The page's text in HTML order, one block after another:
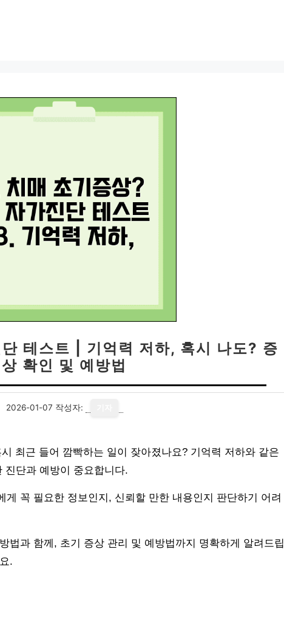
테스트 | 기억력 저하, 혹시 나도? 증
상 확인 및 예방법
2026-01-07 작성자:
최근 들어 깜빡하는 일이 잦아졌나요? 기억력 저하와 같은
진단과 예방이 중요합니다.
게 꼭 필요한 정보인지, 신뢰할 만한 내용인지 판단하기 어려
법과 함께, 초기 증상 관리 및 예방법까지 명확하게 알려드립
.